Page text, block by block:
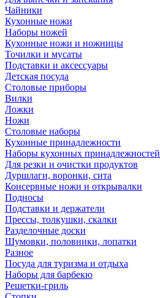
Чайники
Кухонные ножи
Наборы ножей
Кухонные ножи и ножницы
Точилки и мусаты
Подставки и аксессуары
Детская посуда
Столовые приборы
Вилки
Ложки
Ножи
Столовые наборы
Кухонные принадлежности
Наборы кухонных принадлежностей
Для резки и очистки продуктов
Дуршлаги, воронки, сита
Консервные ножи и открывалки
Подносы
Подставки и держатели
Прессы, толкушки, скалки
Разделочные доски
Шумовки, половники, лопатки
Разное
Посуда для туризма и отдыха
Наборы для барбекю
Решетки-гриль